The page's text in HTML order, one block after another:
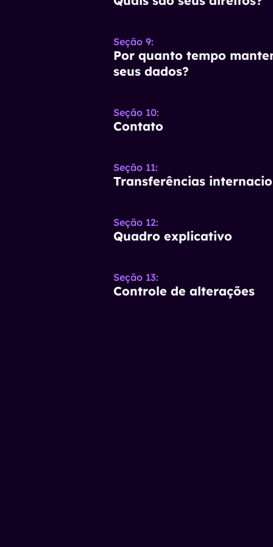
Seção 9:
Por quanto tempo
seus dados?
Seção 10:
Contato
Seção 11:
Transferências
Seção 12:
Quadro explicativo
Seção 13:
Controle de alterações